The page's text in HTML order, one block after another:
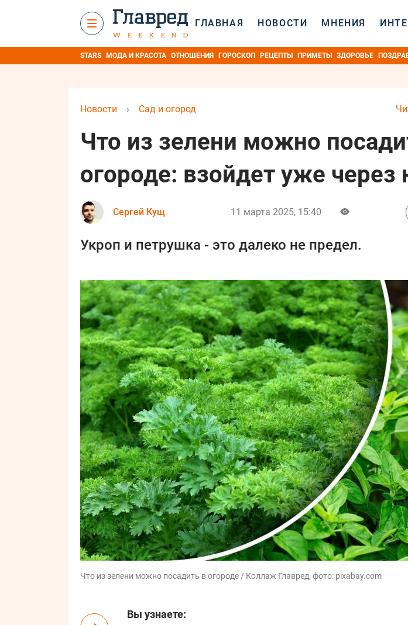
ГЛАВНАЯ НОВОСТИ МНЕНИЯ
STARS МОДА И КРАСОТА ОТНОШЕНИЯ ГОРОСКОП РЕЦЕПТЫ ПРИМЕТЫ ЗДОРОВЬЕ
Новости › Сад и огород
Что из зелени можно
огороде: взойдет уже через
Сергей Кущ 11 марта 2025, 15:40
Укроп и петрушка - это далеко не предел.
Что из зелени можно посадить в огороде / Коллаж Главред, фото: pixabay.com
Вы узнаете: